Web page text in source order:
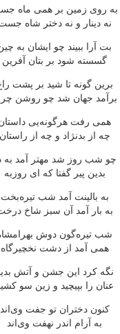
به روی زمین بر همی ماه
نه دینار و نه دختر شاه
بت آرا ببیند چو ایشان به
گسسته شود بر بتان آفرین
برین گونه تا شید بر پشت
برآمد جهان شد چو روشن
همی رفت هرگونه‌یی
چه از بدنژاد و چه از راستان
چو شب روز شد مهتر آمد به
بدین پیر گفتا که ای روزبه
به بالینت آمد شب تیره‌بخت
به بار آمد آن سبز شاخ
شب تیره‌گون دوش
همی آمد از دشت نخچیرگاه
نگه کرد این جشن و آتش
عنان را بپیچید و زین سو
کنون دختران تو جفت وی‌اند
به آرام اندر نهفت وی‌اند